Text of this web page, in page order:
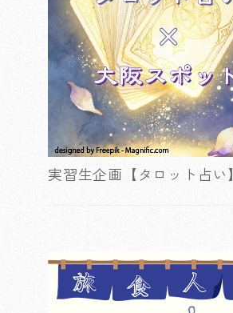
実習生企画【タロット占い】